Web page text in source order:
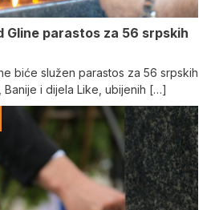
Gline parastos za 56 srpskih
biće služen parastos za 56 srpskih
Banije i dijela Like, ubijenih […]